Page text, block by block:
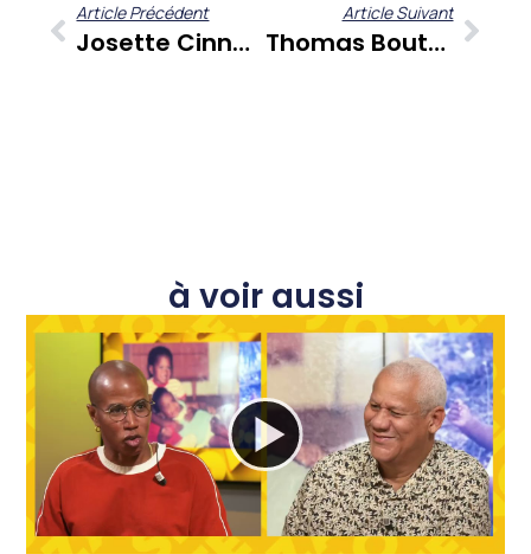
Article Précédent
Josette Cinna : L’avenir De La Mode Caribéenne Se Tisse Au Lycée Professionnel Dumas Jean-Joseph
Article Suivant
Thomas Boutant Dans Sé Zafè Nou : Un Parcours De Vie Au Cœur Des Enjeux Caribéens
à voir aussi